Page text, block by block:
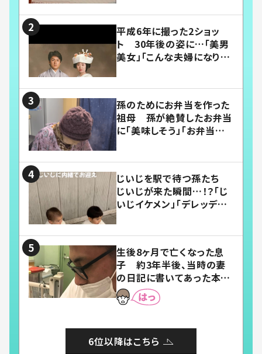
平成6年に撮った2ショッ
ト 30年後の姿に…「美男
美女」「こんな夫婦になりた
孫のためにお弁当を作った
祖母 孫が絶賛したお弁当
に「美味しそう」「お弁当すご
じいじを駅で待つ孫たち
じいじが来た瞬間…！？「じ
いじイケメン」「デレッデレ」
生後8ヶ月で亡くなった息
子 約3年半後、当時の妻
の日記に書いてあった本音
とは
6位以降はこちら